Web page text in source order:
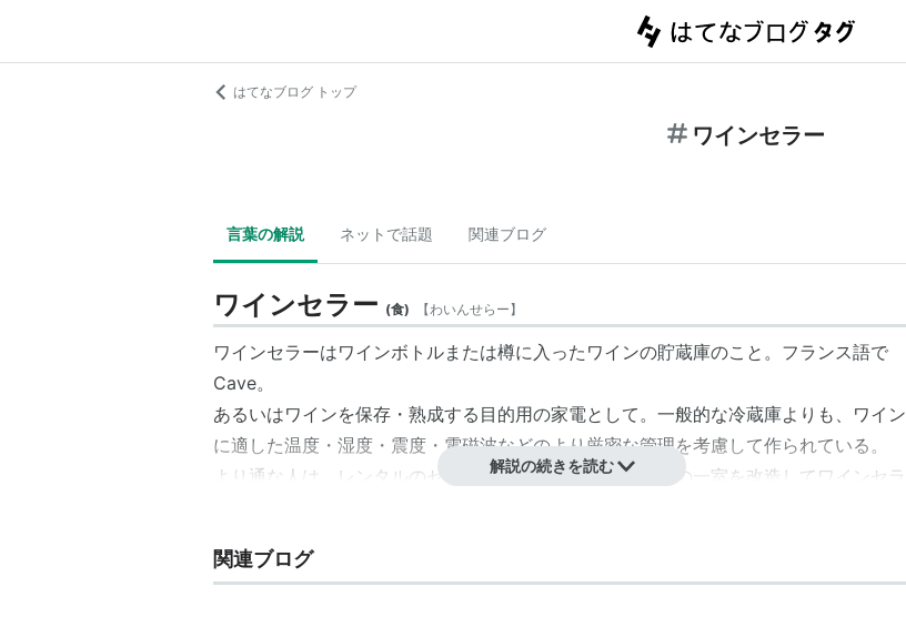
はてなブログ トップ
ワインセラー
言葉の解説 ネットで話題 関連ブログ
ワインセラー (食) 【わいんせらー】
ワインセラーはワインボトルまたは樽に入ったワインの貯蔵庫のこと。フランス語で
Cave。
あるいはワインを保存・熟成する目的用の家電として。一般的な冷蔵庫よりも、ワイン
に適した温度・湿度・震度・電磁波などのより厳密な管理を考慮して作られている。
より通な人は、レンタルのセラーを借りたり、マンションの一室を改造してワインセラ
解説の続きを読む
関連ブログ